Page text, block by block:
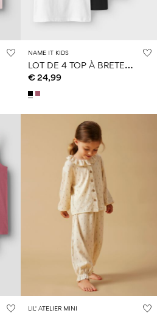
NAME IT KIDS
L
OT DE 4 TOP À BRETELLES
€ 24,99
LIL' ATELIER MINI